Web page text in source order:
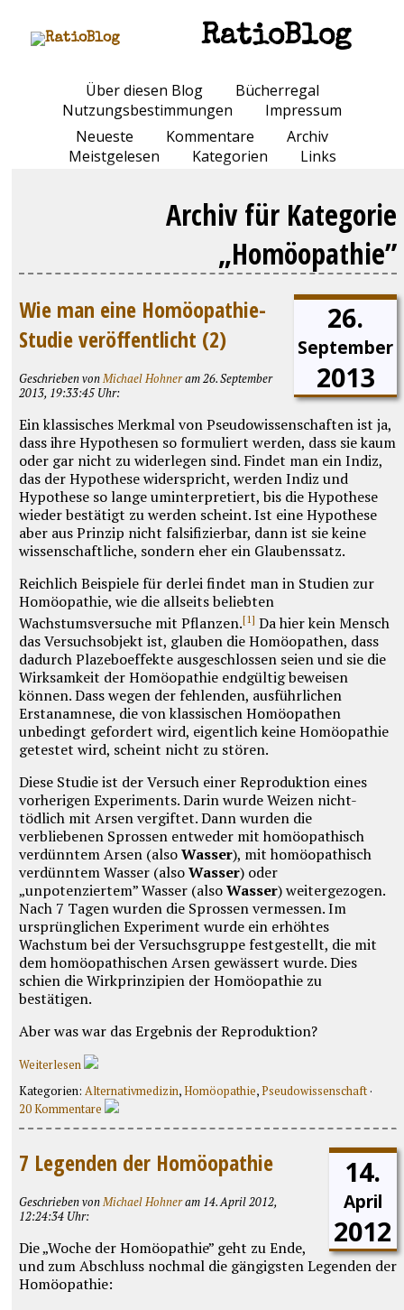
RatioBlog
Über diesen Blog
Bücherregal
Nutzungsbestimmungen
Impressum
Neueste
Kommentare
Archiv
Meistgelesen
Kategorien Links
Archiv für Kategorie
„Homöopathie”
26.
September
2013
Wie man eine Homöopathie-
Studie veröffentlicht (2)
Geschrieben vonMichael Hohneram 26. September
2013, 19:33:45 Uhr:
Ein klassisches Merkmal von Pseudowissenschaften ist ja,
dass ihre Hypothesen so formuliert werden, dass sie kaum
oder gar nicht zu widerlegen sind. Findet man ein Indiz,
das der Hypothese widerspricht, werden Indiz und
Hypothese so lange uminterpretiert, bis die Hypothese
wieder bestätigt zu werden scheint. Ist eine Hypothese
aber aus Prinzip nicht falsifizierbar, dann ist sie keine
wissenschaftliche, sondern eher ein Glaubenssatz.
Reichlich Beispiele für derlei findet man in Studien zur
Homöopathie, wie die allseits beliebten
Wachstumsversuche mit Pflanzen.[1] Da hier kein Mensch
das Versuchsobjekt ist, glauben die Homöopathen, dass
dadurch Plazeboeffekte ausgeschlossen seien und sie die
Wirksamkeit der Homöopathie endgültig beweisen
können. Dass wegen der fehlenden, ausführlichen
Erstanamnese, die von klassischen Homöopathen
unbedingt gefordert wird, eigentlich keine Homöopathie
getestet wird, scheint nicht zu stören.
Diese Studie ist der Versuch einer Reproduktion eines
vorherigen Experiments. Darin wurde Weizen nicht-
tödlich mit Arsen vergiftet. Dann wurden die
verbliebenen Sprossen entweder mit homöopathisch
verdünntem Arsen (alsoWasser), mit homöopathisch
verdünntem Wasser (alsoWasser) oder
„unpotenziertem” Wasser (alsoWasser) weitergezogen.
Nach 7 Tagen wurden die Sprossen vermessen. Im
ursprünglichen Experiment wurde ein erhöhtes
Wachstum bei der Versuchsgruppe festgestellt, die mit
dem homöopathischen Arsen gewässert wurde. Dies
schien die Wirkprinzipien der Homöopathie zu
bestätigen.
Aber was war das Ergebnis der Reproduktion?
Weiterlesen
Kategorien: Alternativmedizin,Homöopathie,Pseudowissenschaft·
20 Kommentare
14.
April
2012
7 Legenden der Homöopathie
Geschrieben vonMichael Hohneram 14. April 2012,
12:24:34 Uhr:
Die „Woche der Homöopathie” geht zu Ende,
und zum Abschluss nochmal die gängigsten Legenden der
Homöopathie: